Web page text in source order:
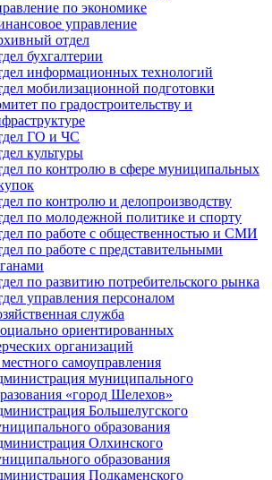
по экономике
управление
отдел
бухгалтерии
информационных технологий
мобилизационной подготовки
по градостроительству и
ГО и ЧС
культуры
по контролю в сфере муниципальных
по контролю и делопроизводству
по молодежной политике и спорту
по работе с общественностью и СМИ
по работе с представительными
по развитию потребительского рынка
управления персоналом
служба
ориентированных
организаций
самоуправления
муниципального
«город Шелехов»
Большелугского
образования
Олхинского
образования
Подкаменского